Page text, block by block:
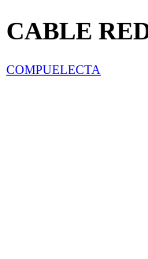
CABLE
COMPUELECTA